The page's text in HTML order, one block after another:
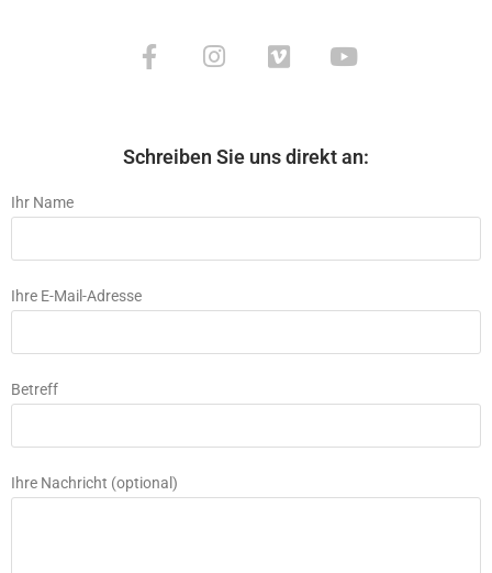
Schreiben Sie uns direkt an:
Ihr Name
Ihre E-Mail-Adresse
Betreff
Ihre Nachricht (optional)